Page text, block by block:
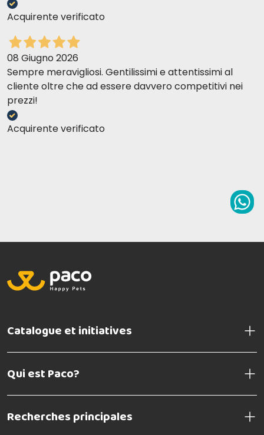
Acquirente verificato
08 Giugno 2026
Sempre meravigliosi. Gentilissimi e attentissimi al
cliente oltre che ad essere davvero competitivi nei
prezzi!
Acquirente verificato
Catalogue et initiatives
Qui est Paco?
Recherches principales